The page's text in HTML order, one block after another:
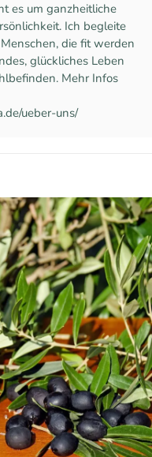
es um ganzheitliche
Ich begleite
die fit werden
glückliches Leben
Mehr Infos
ueber-uns/